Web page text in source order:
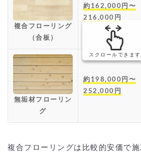
複合フローリング
（合板）
約162,000円〜
216,000円
無垢材フローリン
グ
約198,000円〜
252,000円
スクロールできます
複合フローリングは比較的安価で